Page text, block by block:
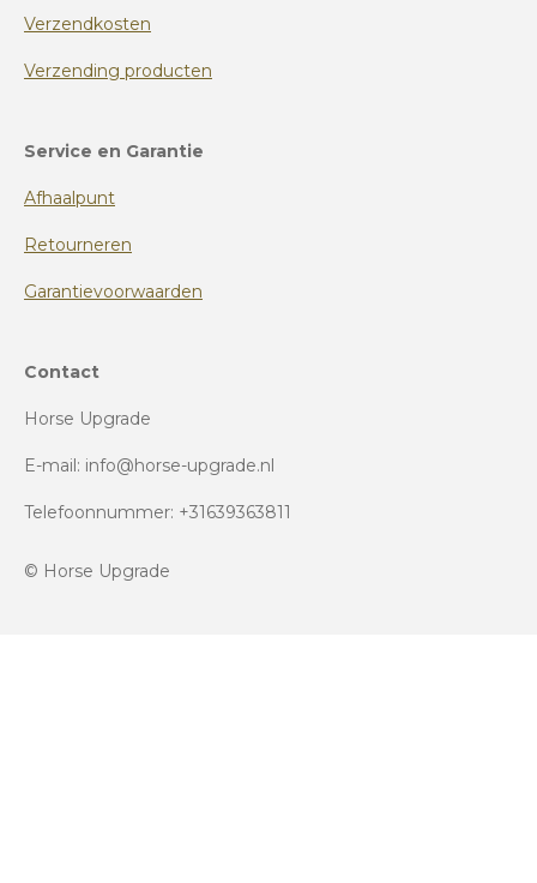
Verzendkosten
Verzending producten
Service en Garantie
Afhaalpunt
Retourneren
Garantievoorwaarden
Contact
Horse Upgrade
E-mail: info@horse-upgrade.nl
Telefoonnummer: +31639363811
© Horse Upgrade